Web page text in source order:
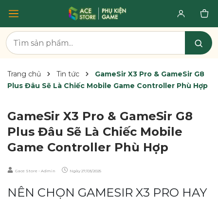
Trang chủ Tin tức
GameSir X3 Pro & GameSir G8
Plus Đâu Sẽ Là Chiếc Mobile Game Controller Phù Hợp
GameSir X3 Pro & GameSir G8
Plus Đâu Sẽ Là Chiếc Mobile
Game Controller Phù Hợp
Gace Store - Admin Ngày 27/03/2025
NÊN CHỌN GAMESIR X3 PRO HAY